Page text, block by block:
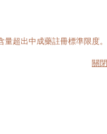
超出中成藥註冊標準限度。
關閉